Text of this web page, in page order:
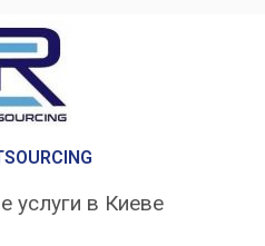
услуги в Киеве